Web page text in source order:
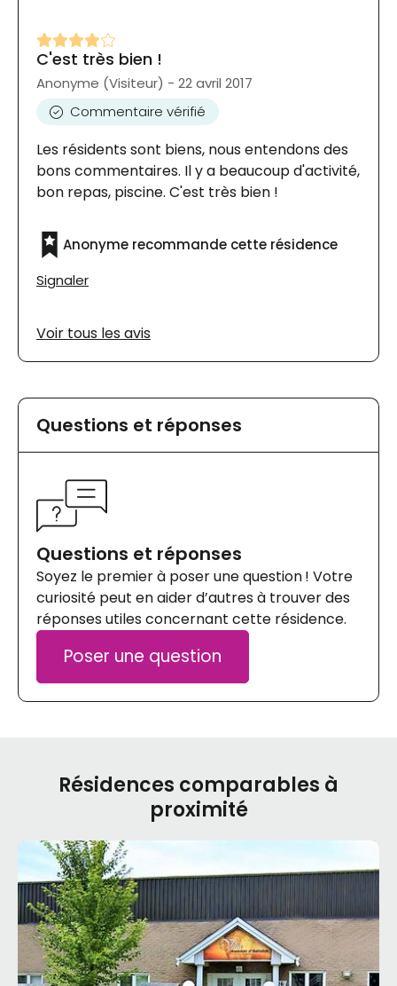
difficile pour les personnes âgées durant la
Covid mais la direction et les employés du
domaine ont tout fait en leur pouvoir pour que
les résidents soient en sécurité et qu'ils soient
de rigueur. Je recommande chaudement
cette résidence
C'est très bien !
Anonyme (Visiteur) - 22 avril 2017
Commentaire vérifié
Les résidents sont biens, nous entendons des
bons commentaires. Il y a beaucoup d'activité,
bon repas, piscine. C'est très bien !
Anonyme recommande cette résidence
Signaler
Voir tous les avis
Questions et réponses
Questions et réponses
Soyez le premier à poser une question ! Votre
curiosité peut en aider d’autres à trouver des
réponses utiles concernant cette résidence.
Poser une question
Résidences comparables à
proximité